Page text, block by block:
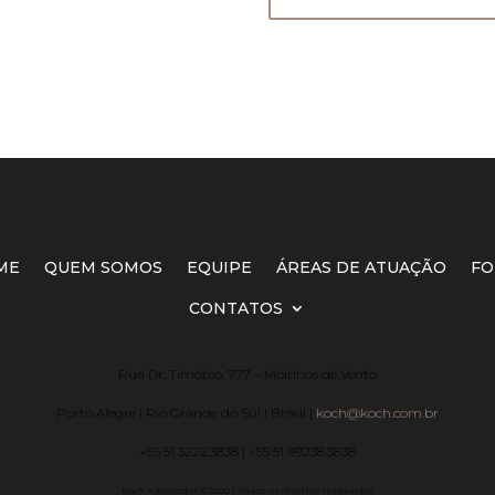
QUEM SOMOS EQUIPE ÁREAS DE ATUAÇÃO
CONTATOS
Rua Dr. Timóteo, 777 – Moinhos de Vento
Porto Alegre | Rio Grande do Sul | Brasil | koch@koch.com.br
+55 51 3222.3838 | +55 51 99238.3838
Koch Advogados © 2020 | Todos os direitos reservados